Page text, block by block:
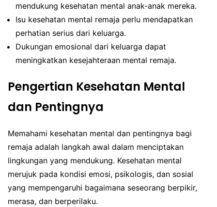
mendukung kesehatan mental anak-anak mereka.
Isu kesehatan mental remaja perlu mendapatkan
perhatian serius dari keluarga.
Dukungan emosional dari keluarga dapat
meningkatkan kesejahteraan mental remaja.
Pengertian Kesehatan Mental
dan Pentingnya
Memahami kesehatan mental dan pentingnya bagi
remaja adalah langkah awal dalam menciptakan
lingkungan yang mendukung. Kesehatan mental
merujuk pada kondisi emosi, psikologis, dan sosial
yang mempengaruhi bagaimana seseorang berpikir,
merasa, dan berperilaku.